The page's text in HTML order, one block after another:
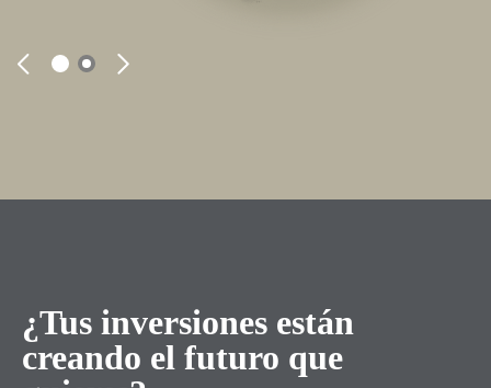
¿Tus inversiones están
creando el futuro que